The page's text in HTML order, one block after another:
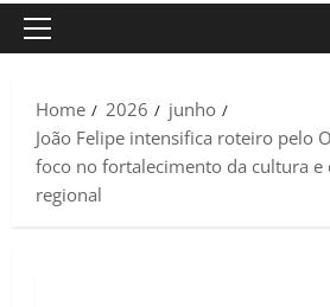
Primary
Home
2026
junho
João Felipe intensifica roteiro pelo
foco no fortalecimento da cultura e
regional